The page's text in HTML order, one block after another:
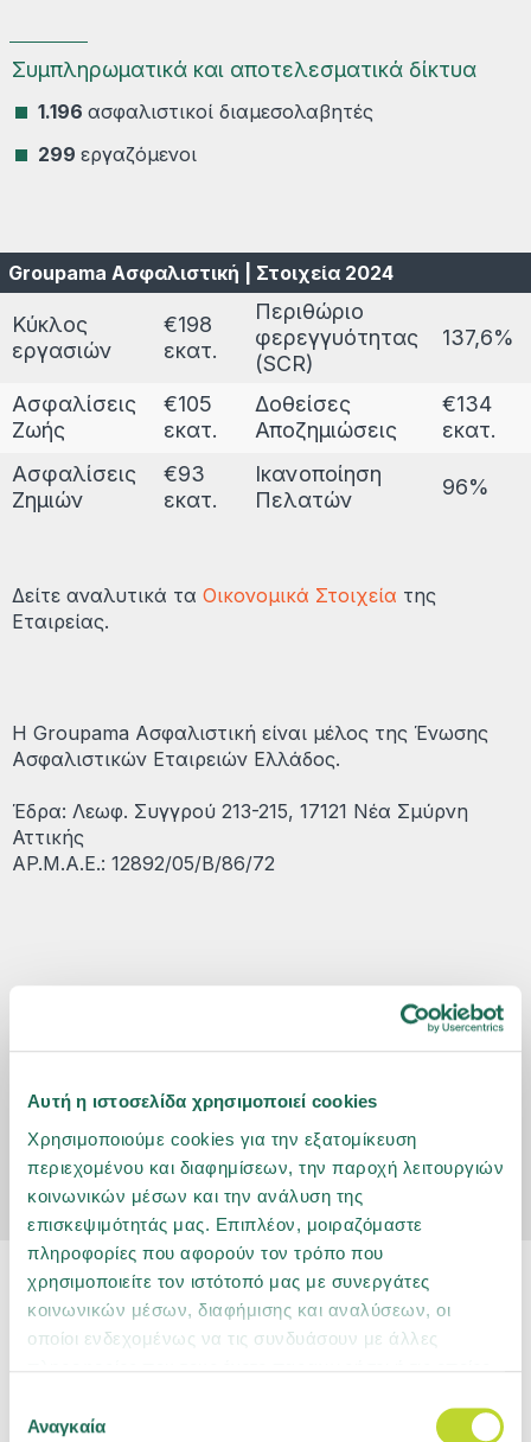
Αυτή η ιστοσελίδα χρησιμοποιεί cookies
Χρησιμοποιούμε cookies για την εξατομίκευση
περιεχομένου και διαφημίσεων, την παροχή λειτουργιών
κοινωνικών μέσων και την ανάλυση της
επισκεψιμότητάς μας. Επιπλέον, μοιραζόμαστε
πληροφορίες που αφορούν τον τρόπο που
χρησιμοποιείτε τον ιστότοπό μας με συνεργάτες
κοινωνικών μέσων, διαφήμισης και αναλύσεων, οι
οποίοι ενδεχομένως να τις συνδυάσουν με άλλες
των υπηρεσιών τους. Μάθετε περισσότερα για τα
συγκατάθεσης
Αναγκαία
Συμπληρωματικά και αποτελεσματικά δίκτυα
1.196 ασφαλιστικοί διαμεσολαβητές
299 εργαζόμενοι
Groupama Ασφαλιστική | Στοιχεία 2024
Κύκλος
εργασιών
€198
εκατ.
Περιθώριο
φερεγγυότητας
(SCR)
137,6%
Ασφαλίσεις
Ζωής
€105
εκατ.
Δοθείσες
Αποζημιώσεις
€134
εκατ.
Ασφαλίσεις
Ζημιών
€93
εκατ.
Ικανοποίηση
Πελατών
96%
Δείτε αναλυτικά τα Οικονομικά Στοιχεία της
Eταιρείας.
Η Groupama Ασφαλιστική είναι μέλος της Ένωσης
Ασφαλιστικών Εταιρειών Ελλάδος.
Έδρα: Λεωφ. Συγγρού 213-215, 17121 Νέα Σμύρνη
Αττικής
AP.M.A.E.: 12892/05/B/86/72